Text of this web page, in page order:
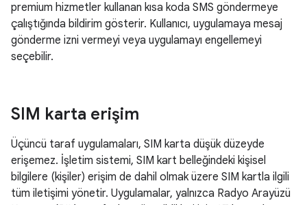
premium hizmetler kullanan kısa koda SMS göndermeye
çalıştığında bildirim gösterir. Kullanıcı, uygulamaya mesaj
gönderme izni vermeyi veya uygulamayı engellemeyi
seçebilir.
SIM karta erişim
Üçüncü taraf uygulamaları, SIM karta düşük düzeyde
erişemez. İşletim sistemi, SIM kart belleğindeki kişisel
bilgilere (kişiler) erişim de dahil olmak üzere SIM kartla ilgili
tüm iletişimi yönetir. Uygulamalar, yalnızca Radyo Arayüzü